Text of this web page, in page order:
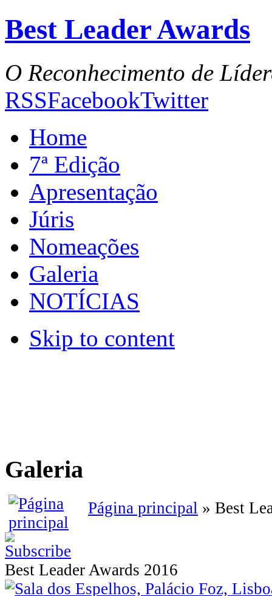
Best Leader Awards
O Reconhecimento de
RSSFacebookTwitter
Home
7ª Edição
Apresentação
Júris
Nomeações
Galeria
NOTÍCIAS
Skip to content
Galeria
Página principal » Best
Best Leader Awards 2016